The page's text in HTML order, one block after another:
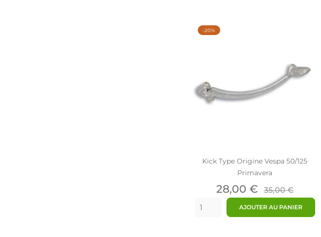
Kick Type Origine Vespa 50/125
Primavera
Prix
28,00 € Prix
de
base
35,00 €
AJOUTER AU PANIER
-20%